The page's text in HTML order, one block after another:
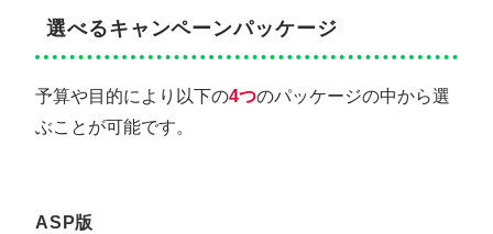
選べるキャンペーンパッケージ
予算や目的により以下の4つのパッケージの中から選
ぶことが可能です。
ASP版